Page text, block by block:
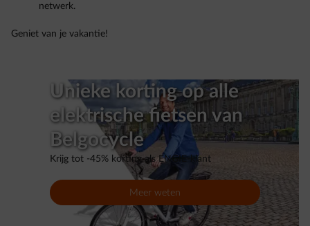
netwerk.
Geniet van je vakantie!
Unieke korting op alle
elektrische fietsen van
Belgocycle
Krijg tot -45% korting als ENGIE-klant
Meer weten